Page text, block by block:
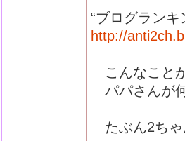
“ブログラン
http://
こんなこと
パパさんが
たぶん2ちゃ